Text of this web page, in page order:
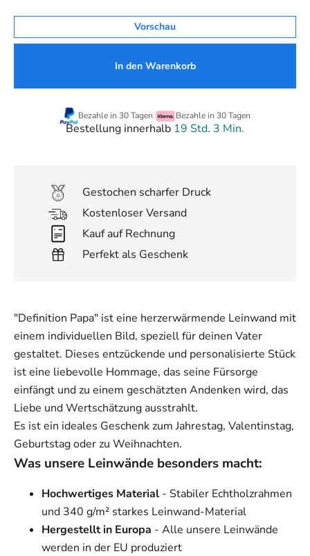
Vorschau
In den Warenkorb
Bezahle in 30 Tagen| Bezahle in 30 Tagen
Bestellung innerhalb 19 Std. 3 Min.
Gestochen scharfer Druck
Kostenloser Versand
Kauf auf Rechnung
Perfekt als Geschenk
"Definition Papa" ist eine herzerwärmende Leinwand mit
einem individuellen Bild, speziell für deinen Vater
gestaltet. Dieses entzückende und personalisierte Stück
ist eine liebevolle Hommage, das seine Fürsorge
einfängt und zu einem geschätzten Andenken wird, das
Liebe und Wertschätzung ausstrahlt.
Es ist ein ideales Geschenk zum Jahrestag, Valentinstag,
Geburtstag oder zu Weihnachten.
Was unsere Leinwände besonders macht:
Hochwertiges Material - Stabiler Echtholzrahmen
und 340 g/m² starkes Leinwand-Material
Hergestellt in Europa - Alle unsere Leinwände
werden in der EU produziert